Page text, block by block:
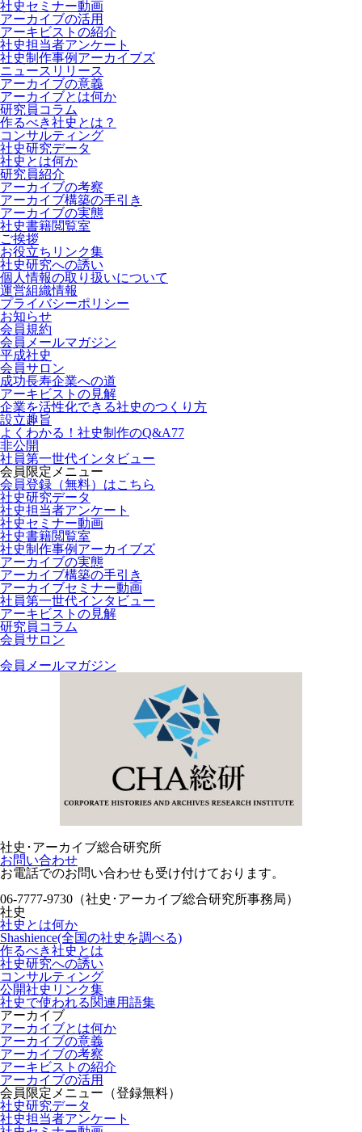
社史セミナー動画
アーカイブの活用
アーキビストの紹介
社史担当者アンケート
社史制作事例アーカイブズ
ニュースリリース
アーカイブの意義
アーカイブとは何か
研究員コラム
作るべき社史とは？
コンサルティング
社史研究データ
社史とは何か
研究員紹介
アーカイブの考察
アーカイブ構築の手引き
アーカイブの実態
社史書籍閲覧室
ご挨拶
お役立ちリンク集
社史研究への誘い
個人情報の取り扱いについて
運営組織情報
プライバシーポリシー
お知らせ
会員規約
会員メールマガジン
平成社史
会員サロン
成功長寿企業への道
アーキビストの見解
企業を活性化できる社史のつくり方
設立趣旨
よくわかる！社史制作のQ&A77
非公開
社員第一世代インタビュー
会員限定メニュー
会員登録（無料）はこちら
社史研究データ
社史担当者アンケート
社史セミナー動画
社史書籍閲覧室
社史制作事例アーカイブズ
アーカイブの実態
アーカイブ構築の手引き
アーカイブセミナー動画
社員第一世代インタビュー
アーキビストの見解
研究員コラム
会員サロン
会員メールマガジン
社史･アーカイブ総合研究所
お問い合わせ
お電話でのお問い合わせも受け付けております。
06-7777-9730（社史･アーカイブ総合研究所事務局）
社史
社史とは何か
Shashience(全国の社史を調べる)
作るべき社史とは
社史研究への誘い
コンサルティング
公開社史リンク集
社史で使われる関連用語集
アーカイブ
アーカイブとは何か
アーカイブの意義
アーカイブの考察
アーキビストの紹介
アーカイブの活用
会員限定メニュー（登録無料）
社史研究データ
社史担当者アンケート